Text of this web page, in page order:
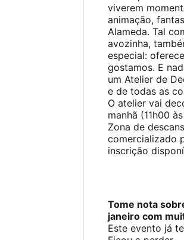
viverem
animação,
Alameda. Tal
avozinha,
especial:
gostamos. E
um Atelier de
e de todas as
O atelier vai
manhã (11h00
Zona de
comercializado
inscrição
Tome nota
janeiro com
Este evento já